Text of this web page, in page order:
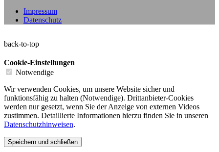
Impressum
Datenschutz
back-to-top
Cookie-Einstellungen
Notwendige
Wir verwenden Cookies, um unsere Website sicher und
funktionsfähig zu halten (Notwendige). Drittanbieter-Cookies
werden nur gesetzt, wenn Sie der Anzeige von externen Videos
zustimmen. Detaillierte Informationen hierzu finden Sie in unseren
Datenschutzhinweisen.
Speichern und schließen